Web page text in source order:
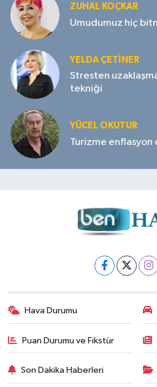
ZUHAL KOÇKAR
Umudumuz hiç
YELDA ÇETİNER
Stresten
tekniği
YÜCEL OKUTUR
Turizme enflasyon
Hava Durumu
Puan Durumu ve Fikstür
Son Dakika Haberleri